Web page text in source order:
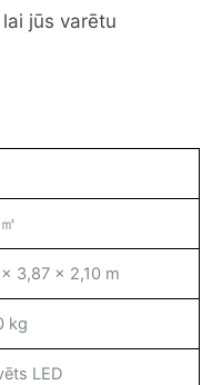
jūs varētu
3,87 x 2,10 m
kg
LED